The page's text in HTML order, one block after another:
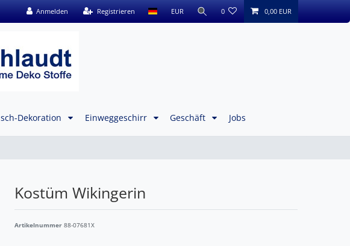
Anmelden Registrieren EUR 0 0,00 EUR
Dekoration Einweggeschirr Geschäft Jobs
Kostüm Wikingerin
Artikelnummer 88-07681X